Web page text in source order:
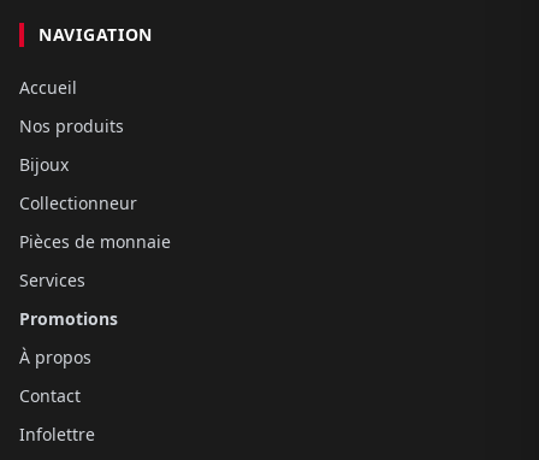
NAVIGATION
Accueil
Nos produits
Bijoux
Collectionneur
Pièces de monnaie
Services
Promotions
À propos
Contact
Infolettre